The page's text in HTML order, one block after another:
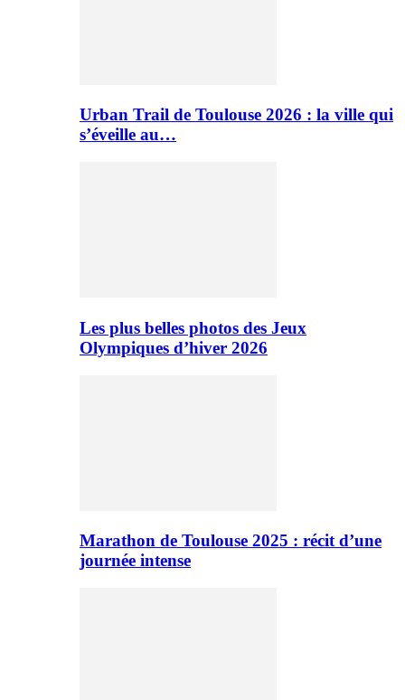
Urban Trail de Toulouse 2026 : la ville qui
s’éveille au…
Les plus belles photos des Jeux
Olympiques d’hiver 2026
Marathon de Toulouse 2025 : récit d’une
journée intense